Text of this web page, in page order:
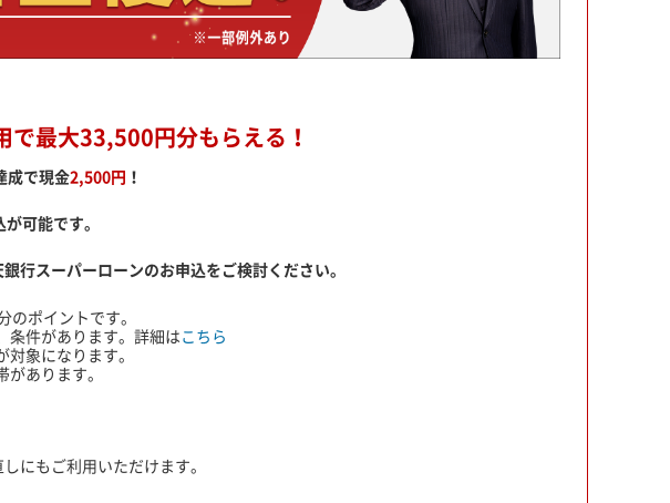
最大33,500円分もらえる！
成で現金2,500円 ！
可能です。
行スーパーローンのお申込をご検討ください。
ポイントです。
条件があります。詳細はこちら
象になります。
あります。
にもご利用いただけます。